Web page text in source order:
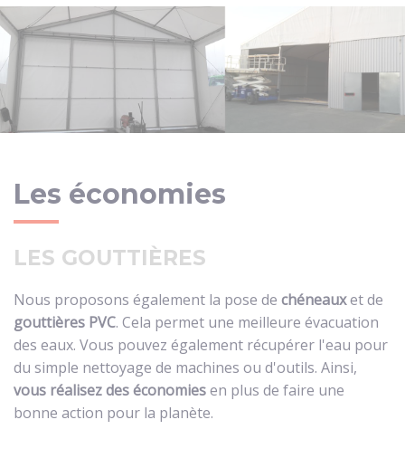
Les économies
LES GOUTTIÈRES
Nous proposons également la pose de chéneauxet de
gouttières PVC. Cela permet une meilleure évacuation
des eaux. Vous pouvez également récupérer l'eau pour
du simple nettoyage de machines ou d'outils. Ainsi,
vous réalisez des économiesen plus de faire une
bonne action pour la planète.